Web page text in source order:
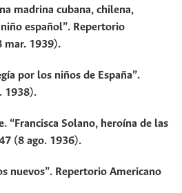
madrina cubana, chilena,
español”. Repertorio
mar. 1939).
por los niños de España”.
1938).
“Francisca Solano, heroína de las
(8 ago. 1936).
nuevos”. Repertorio Americano